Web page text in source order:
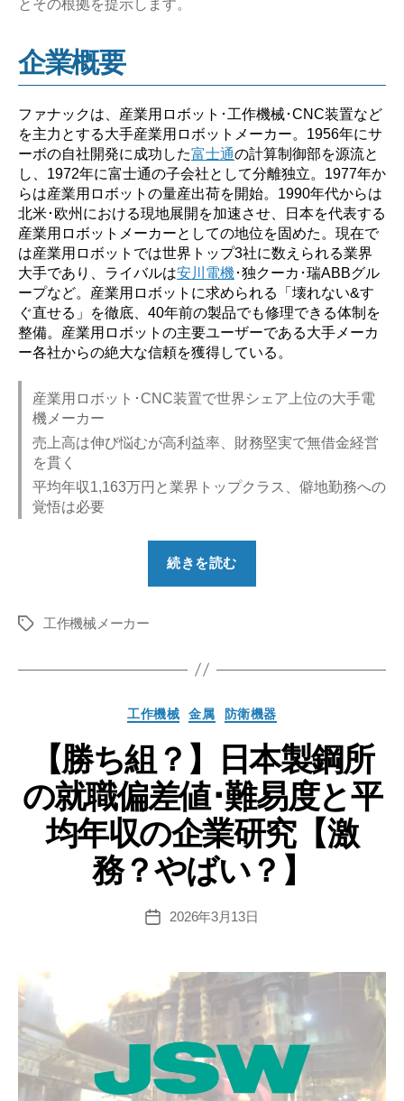
とその根拠を提示します。
企業概要
ファナックは、産業用ロボット･工作機械･CNC装置など
を主力とする大手産業用ロボットメーカー。1956年にサ
ーボの自社開発に成功した富士通の計算制御部を源流と
し、1972年に富士通の子会社として分離独立。1977年か
らは産業用ロボットの量産出荷を開始。1990年代からは
北米･欧州における現地展開を加速させ、日本を代表する
産業用ロボットメーカーとしての地位を固めた。現在で
は産業用ロボットでは世界トップ3社に数えられる業界
大手であり、ライバルは安川電機･独クーカ･瑞ABBグル
ープなど。産業用ロボットに求められる「壊れない&す
ぐ直せる」を徹底、40年前の製品でも修理できる体制を
整備。産業用ロボットの主要ユーザーである大手メーカ
ー各社からの絶大な信頼を獲得している。
産業用ロボット･CNC装置で世界シェア上位の大手電
機メーカー
売上高は伸び悩むが高利益率、財務堅実で無借金経営
を貫く
平均年収1,163万円と業界トップクラス、僻地勤務への
覚悟は必要
続きを読む
ナ
ク
の
就
職
偏
差
値･
易
平
均
年
の
タ
工作機械メーカー
カ
ー
工作機械 金属 防衛機器
【勝ち組？】日本製鋼所
の就職偏差値･難易度と平
均年収の企業研究【激
務？やばい？】
投
2026年3月13日